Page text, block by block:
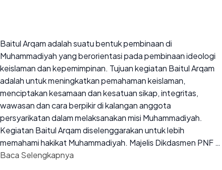
Baitul Arqam adalah suatu bentuk pembinaan di
Muhammadiyah yang berorientasi pada pembinaan ideologi
keislaman dan kepemimpinan. Tujuan kegiatan Baitul Arqam
adalah untuk meningkatkan pemahaman keislaman,
menciptakan kesamaan dan kesatuan sikap, integritas,
wawasan dan cara berpikir di kalangan anggota
persyarikatan dalam melaksanakan misi Muhammadiyah.
Kegiatan Baitul Arqam diselenggarakan untuk lebih
memahami hakikat Muhammadiyah. Majelis Dikdasmen PNF …
Baca Selengkapnya